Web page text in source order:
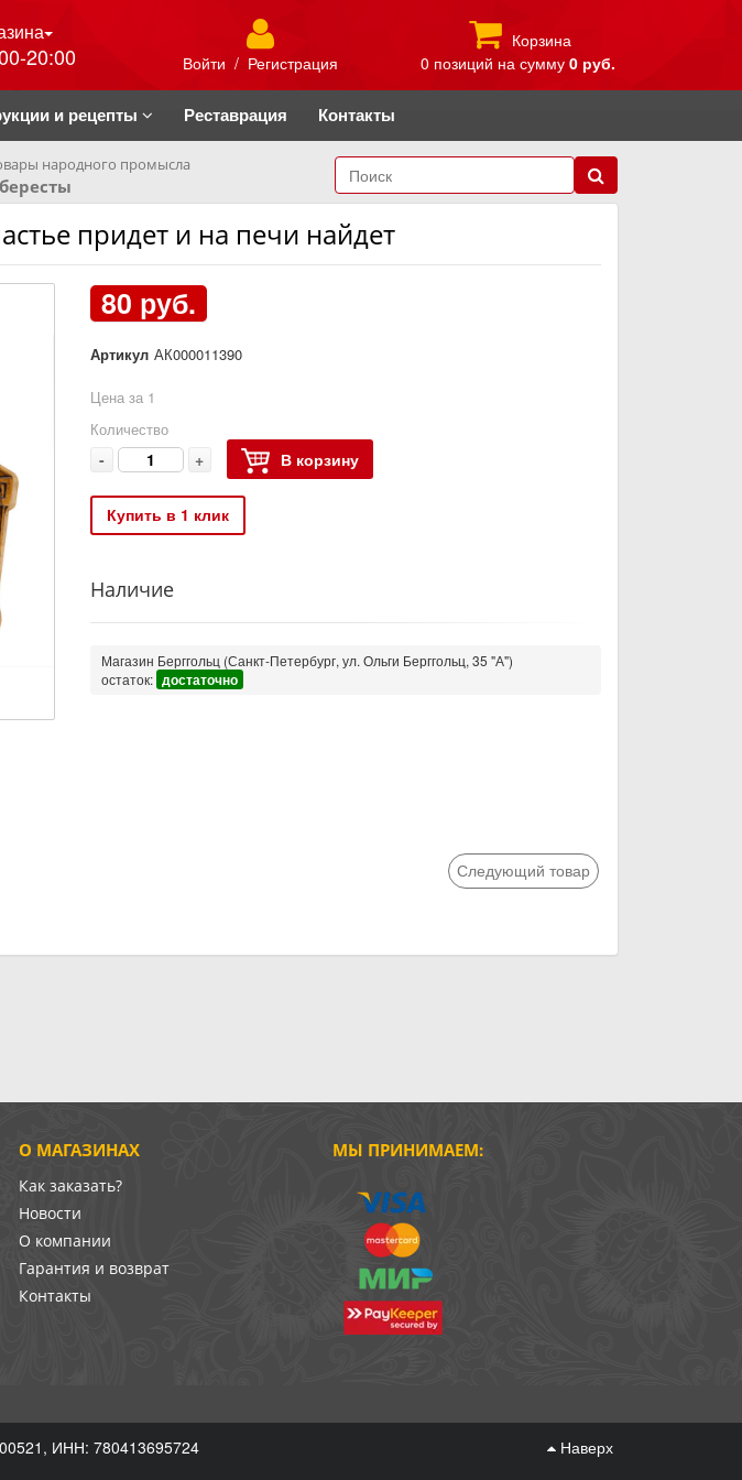
20:00 Войти / Регистрация
Корзина
0 позиций на сумму 0 руб.
и рецепты Реставрация Контакты
народного промысла
придет и на печи найдет
80 руб.
Артикул АК000011390
Цена за 1
Количество
- + В корзину
Купить в 1 клик
Наличие
Магазин Берггольц (Санкт-Петербург, ул. Ольги Берггольц, 35 "А")
остаток: достаточно
Следующий товар
О МАГАЗИНАХ
Как заказать?
Новости
О компании
Гарантия и возврат
Контакты
МЫ ПРИНИМАЕМ:
ИНН: 780413695724 Наверх